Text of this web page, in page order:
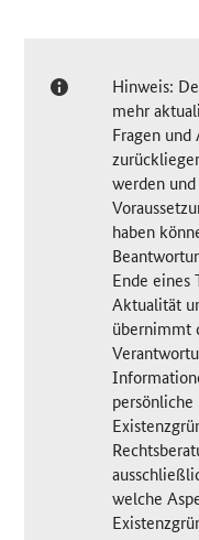
Hinweis:
mehr
Fragen und
werden
haben
Ende eines
Aktualität
übernimmt
welche